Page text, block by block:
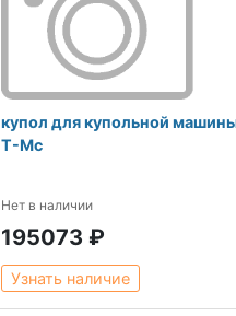
купол для купольной
T-Mс
Нет в наличии
195073 ₽
Узнать наличие